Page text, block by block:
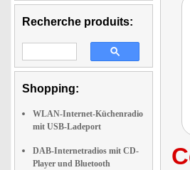
Recherche produits:
Shopping:
WLAN-Internet-Küchenradio
mit USB-Ladeport
DAB-Internetradios mit CD-
Player und Bluetooth